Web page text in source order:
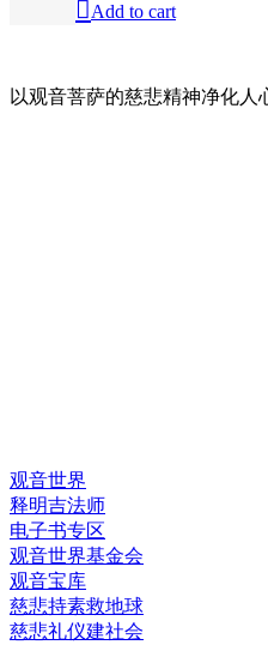
Add to cart
以观音菩萨的慈悲精神净化人
观音世界
释明吉法师
电子书专区
观音世界基金会
观音宝库
慈悲持素救地球
慈悲礼仪建社会